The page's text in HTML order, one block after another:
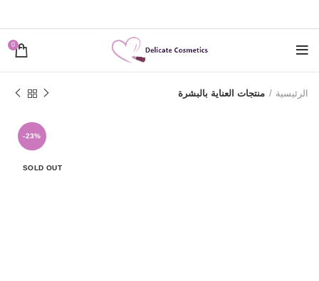
0
الرئيسية منتجات العناية بالبشرة
-23%
SOLD OUT